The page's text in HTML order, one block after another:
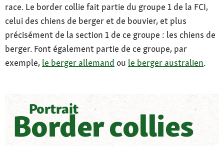
race. Le border collie fait partie du groupe 1 de la FCI,
celui des chiens de berger et de bouvier, et plus
précisément de la section 1 de ce groupe : les chiens de
berger. Font également partie de ce groupe, par
exemple, le berger allemand ou le berger australien.
Portrait
Border collies